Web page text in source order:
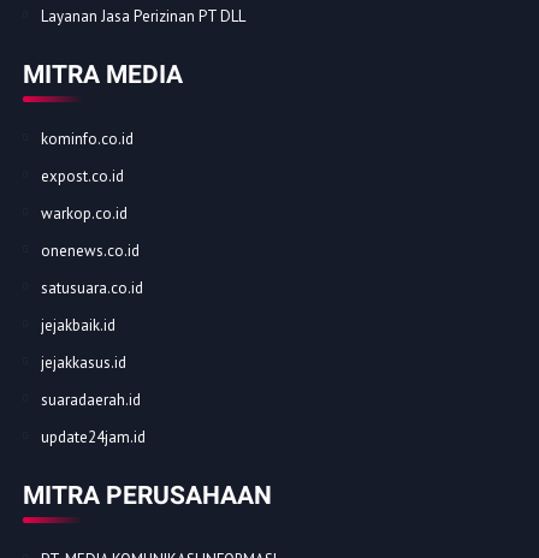
Layanan Jasa Perizinan PT DLL
MITRA MEDIA
kominfo.co.id
expost.co.id
warkop.co.id
onenews.co.id
satusuara.co.id
jejakbaik.id
jejakkasus.id
suaradaerah.id
update24jam.id
MITRA PERUSAHAAN